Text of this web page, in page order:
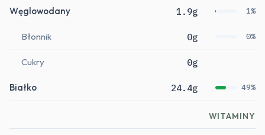
Węglowodany 1.9g 1%
Błonnik 0g 0%
Cukry 0g
Białko 24.4g 49%
WITAMINY